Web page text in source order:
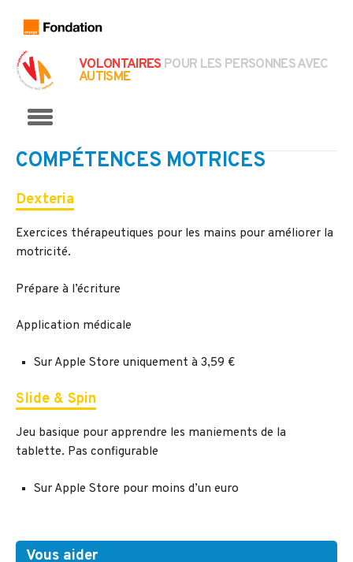
VOLONTAIRES POUR LES PERSONNES AVEC
AUTISME
COMPÉTENCES MOTRICES
Dexteria
Exercices thérapeutiques pour les mains pour améliorer la
motricité.
Prépare à l’écriture
Application médicale
Sur Apple Store uniquement à 3,59 €
Slide & Spin
Jeu basique pour apprendre les maniements de la
tablette. Pas configurable
Sur Apple Store pour moins d’un euro
Vous aider